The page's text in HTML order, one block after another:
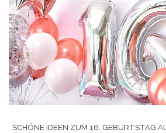
SCHÖNE IDEEN ZUM 16. GEBURTSTAG